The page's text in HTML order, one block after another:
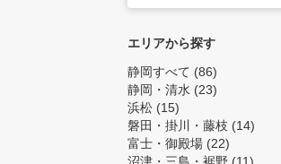
エリアから探す
静岡すべて (86)
静岡・清水 (23)
浜松 (15)
磐田・掛川・藤枝 (14)
富士・御殿場 (22)